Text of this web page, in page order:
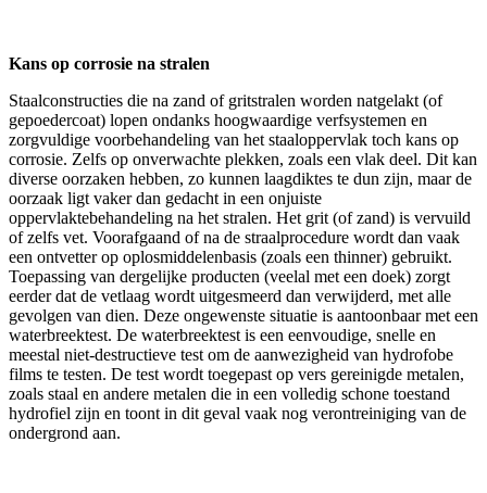
Kans op corrosie na stralen
Staalconstructies die na zand of gritstralen worden natgelakt (of
gepoedercoat) lopen ondanks hoogwaardige verfsystemen en
zorgvuldige voorbehandeling van het staaloppervlak toch kans op
corrosie. Zelfs op onverwachte plekken, zoals een vlak deel. Dit kan
diverse oorzaken hebben, zo kunnen laagdiktes te dun zijn, maar de
oorzaak ligt vaker dan gedacht in een onjuiste
oppervlaktebehandeling na het stralen. Het grit (of zand) is vervuild
of zelfs vet. Voorafgaand of na de straalprocedure wordt dan vaak
een ontvetter op oplosmiddelenbasis (zoals een thinner) gebruikt.
Toepassing van dergelijke producten (veelal met een doek) zorgt
eerder dat de vetlaag wordt uitgesmeerd dan verwijderd, met alle
gevolgen van dien. Deze ongewenste situatie is aantoonbaar met een
waterbreektest. De waterbreektest is een eenvoudige, snelle en
meestal niet-destructieve test om de aanwezigheid van hydrofobe
films te testen. De test wordt toegepast op vers gereinigde metalen,
zoals staal en andere metalen die in een volledig schone toestand
hydrofiel zijn en toont in dit geval vaak nog verontreiniging van de
ondergrond aan.